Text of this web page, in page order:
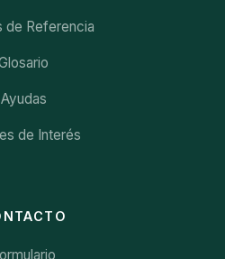
de Referencia
Ayudas
de Interés